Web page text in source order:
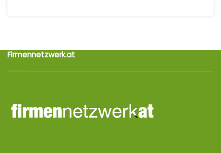
Firmennetzwerk.at